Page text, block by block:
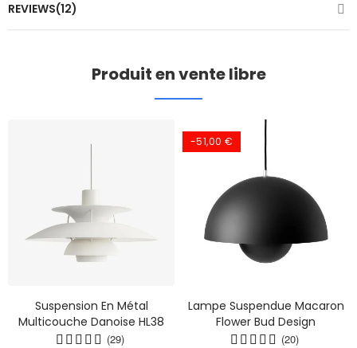
REVIEWS(12)
Produit en vente libre
Suspension En Métal
Multicouche Danoise HL38
(29)
-51,00 €
Lampe Suspendue Macaron
Flower Bud Design
(20)